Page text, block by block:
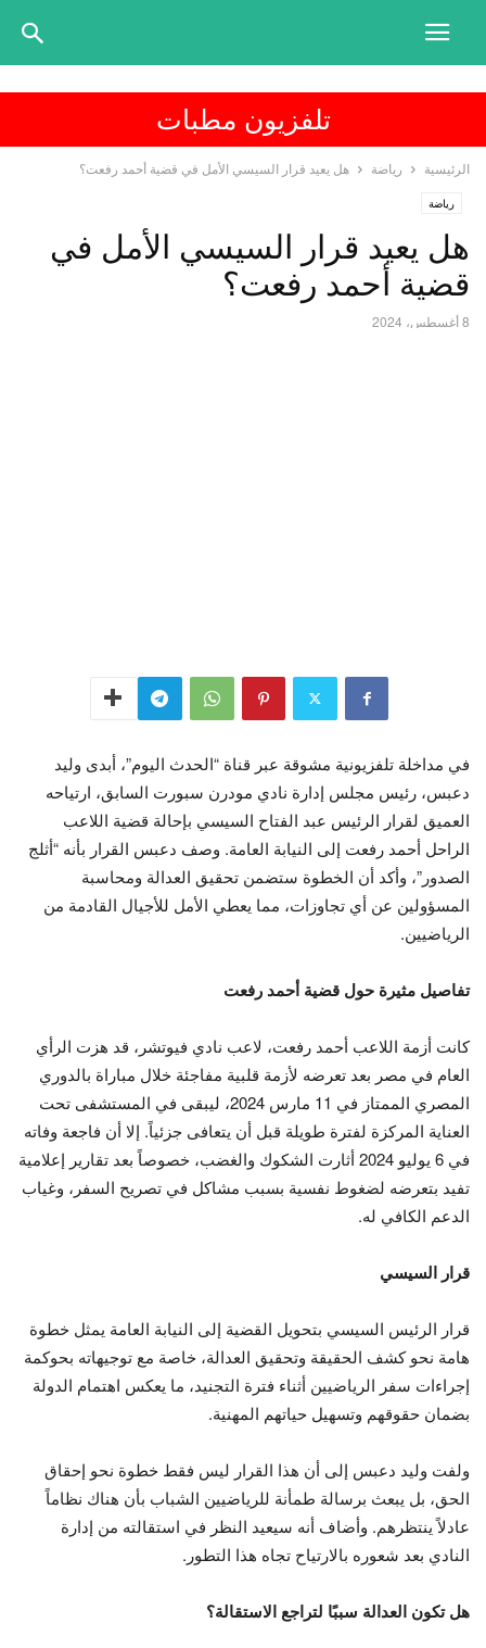
تلفزيون مطبات
الرئيسية رياضة هل يعيد قرار السيسي الأمل في قضية أحمد رفعت؟
رياضة
هل يعيد قرار السيسي الأمل في
قضية أحمد رفعت؟
8 أغسطس، 2024
في مداخلة تلفزيونية مشوقة عبر قناة “الحدث اليوم”، أبدى وليد
دعبس، رئيس مجلس إدارة نادي مودرن سبورت السابق، ارتياحه
العميق لقرار الرئيس عبد الفتاح السيسي بإحالة قضية اللاعب
الراحل أحمد رفعت إلى النيابة العامة. وصف دعبس القرار بأنه “أثلج
الصدور”، وأكد أن الخطوة ستضمن تحقيق العدالة ومحاسبة
المسؤولين عن أي تجاوزات، مما يعطي الأمل للأجيال القادمة من
الرياضيين.
تفاصيل مثيرة حول قضية أحمد رفعت
كانت أزمة اللاعب أحمد رفعت، لاعب نادي فيوتشر، قد هزت الرأي
العام في مصر بعد تعرضه لأزمة قلبية مفاجئة خلال مباراة بالدوري
المصري الممتاز في 11 مارس 2024، ليبقى في المستشفى تحت
العناية المركزة لفترة طويلة قبل أن يتعافى جزئياً. إلا أن فاجعة وفاته
في 6 يوليو 2024 أثارت الشكوك والغضب، خصوصاً بعد تقارير إعلامية
تفيد بتعرضه لضغوط نفسية بسبب مشاكل في تصريح السفر، وغياب
الدعم الكافي له.
قرار السيسي
قرار الرئيس السيسي بتحويل القضية إلى النيابة العامة يمثل خطوة
هامة نحو كشف الحقيقة وتحقيق العدالة، خاصة مع توجيهاته بحوكمة
إجراءات سفر الرياضيين أثناء فترة التجنيد، ما يعكس اهتمام الدولة
بضمان حقوقهم وتسهيل حياتهم المهنية.
ولفت وليد دعبس إلى أن هذا القرار ليس فقط خطوة نحو إحقاق
الحق، بل يبعث برسالة طمأنة للرياضيين الشباب بأن هناك نظاماً
عادلاً ينتظرهم. وأضاف أنه سيعيد النظر في استقالته من إدارة
النادي بعد شعوره بالارتياح تجاه هذا التطور.
هل تكون العدالة سببًا لتراجع الاستقالة؟